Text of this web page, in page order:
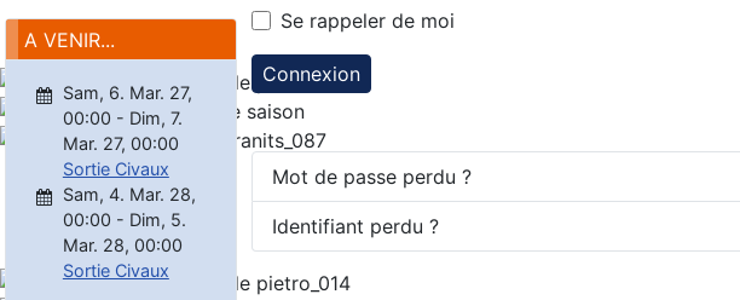
A VENIR...
Sam, 6. Mar. 27,
00:00 - Dim, 7.
Mar. 27, 00:00
Sortie Civaux
Sam, 4. Mar. 28,
00:00 - Dim, 5.
Mar. 28, 00:00
Sortie Civaux
Se rappeler de moi
Connexion
Mot de passe perdu ?
Identifiant perdu ?